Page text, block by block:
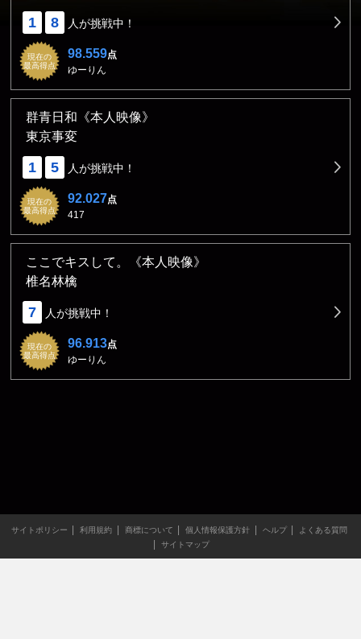
1 8 人が挑戦中！
現在の
最高得点
98.559点
ゆーりん
群青日和《本人映像》
東京事変
1 5 人が挑戦中！
現在の
最高得点
92.027点
417
ここでキスして。《本人映像》
椎名林檎
7 人が挑戦中！
現在の
最高得点
96.913点
ゆーりん
サイトポリシー 利用規約 商標について 個人情報保護方針 ヘルプ
よくある質問
サイトマップ